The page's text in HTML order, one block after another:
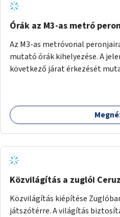
Órák az M3-as metró
Az M3-as metróvonal
mutató órák kihelyezése. A
következő járat érkezését
Közvilágítás a zuglói
Közvilágítás kiépítése
játszótérre. A világítás